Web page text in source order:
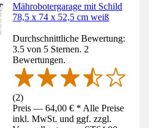
Mährobotergarage mit Schild
78,5 x 74 x 52,5 cm weiß
Durchschnittliche Bewertung:
3.5 von 5 Sternen. 2
Bewertungen.
(2)
Preis — 64,00 € * Alle Preise
inkl. MwSt. und ggf. zzgl.